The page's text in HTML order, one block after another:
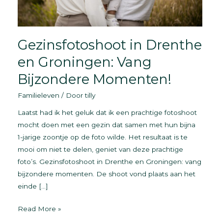
Gezinsfotoshoot in Drenthe
en Groningen: Vang
Bijzondere Momenten!
Familieleven / Doortilly
Laatst had ik het geluk dat ik een prachtige fotoshoot
mocht doen met een gezin dat samen met hun bijna
1-jarige zoontje op de foto wilde. Het resultaat is te
mooi om niet te delen, geniet van deze prachtige
foto’s. Gezinsfotoshoot in Drenthe en Groningen: vang
bijzondere momenten. De shoot vond plaats aan het
einde […]
Gezinsfotoshoot
Read More »